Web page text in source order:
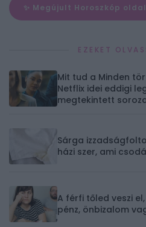
✨ Megújult Horoszkóp oldal
EZEKET
Mit tud a Minden
Netflix idei eddigi
megtekintett
Sárga
házi szer, ami
A férfi tőled veszi
pénz, önbizalom